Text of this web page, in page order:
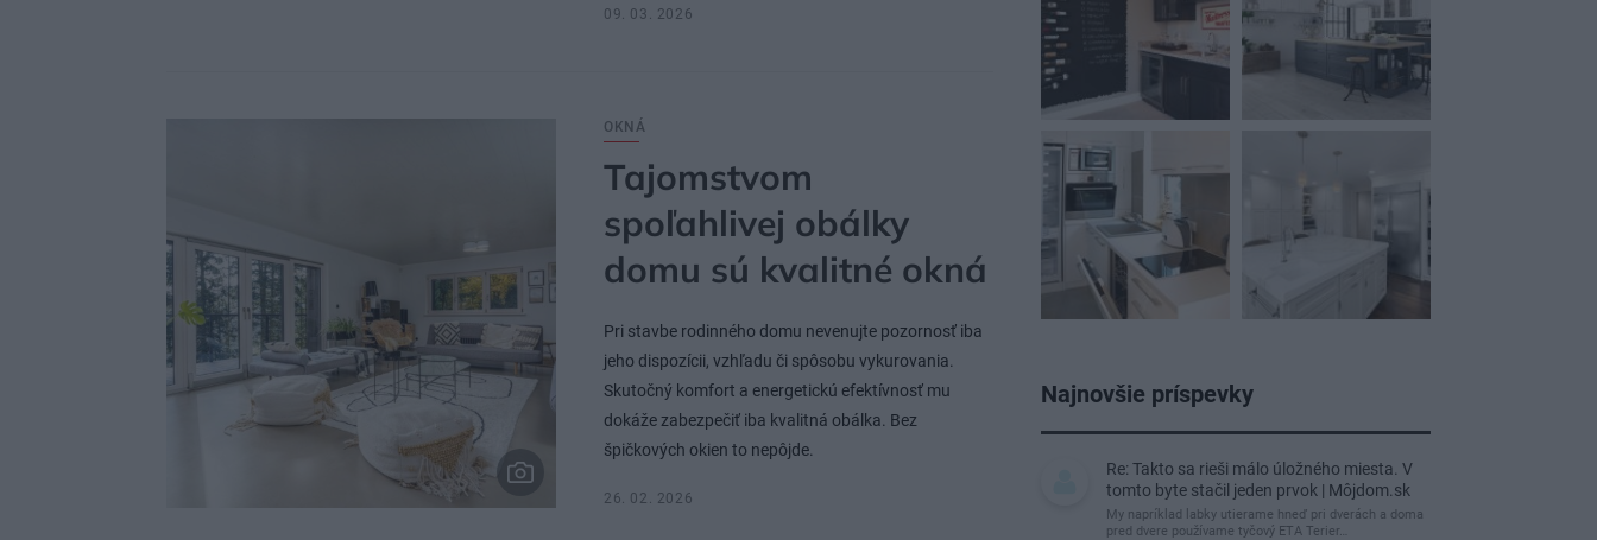
09. 03. 2026
OKNÁ
Tajomstvom
spoľahlivej obálky
domu sú kvalitné okná
Pri stavbe rodinného domu nevenujte pozornosť iba
jeho dispozícii, vzhľadu či spôsobu vykurovania.
Skutočný komfort a energetickú efektívnosť mu
dokáže zabezpečiť iba kvalitná obálka. Bez
špičkových okien to nepôjde.
26. 02. 2026
Najnovšie príspevky
Re: Takto sa rieši málo úložného miesta. V
tomto byte stačil jeden prvok | Môjdom.sk
My napríklad labky utierame hneď pri dverách a doma
pred dvere používame tyčový ETA Terier…